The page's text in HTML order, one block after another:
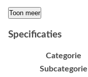
Toon meer
Specificaties
Categorie
Subcategorie